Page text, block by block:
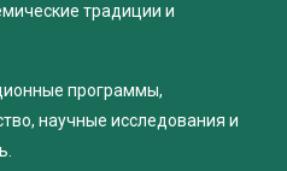
традиции и
программы,
научные исследования и